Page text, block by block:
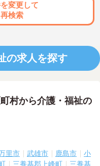
変更して
再検索
の求人を探す
村から介護・福祉の
里市 武雄市 鹿島市
小
三養基郡上峰町 三養基